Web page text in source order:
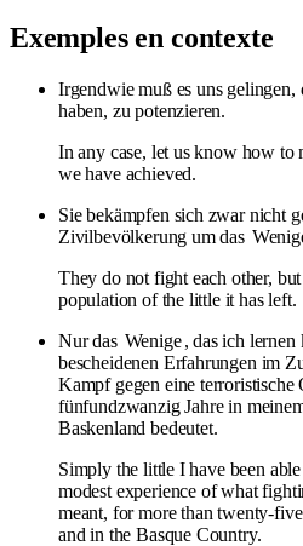
Exemples en contexte
Irgendwie muß es uns gelingen,
haben, zu potenzieren.
In any case, let us know how to
we have achieved.
Sie bekämpfen sich zwar nicht
Zivilbevölkerung um das
They do not fight each other,
population of the little it has left.
Nur das Wenige , das ich lernen
bescheidenen Erfahrungen im
Kampf gegen eine terroristische
fünfundzwanzig Jahre in
Baskenland bedeutet.
Simply the little I have been
modest experience of what
meant, for more than twenty-
and in the Basque Country.